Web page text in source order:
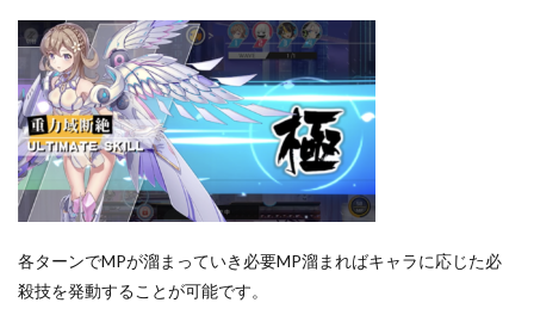
各ターンでMPが溜まっていき必要MP溜まればキャラに応じた必
殺技を発動することが可能です。